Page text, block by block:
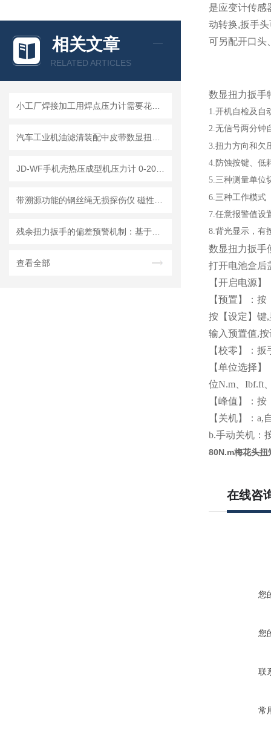
相关文章
RELATED ARTICLES
查看全部
是应变计传感
动转换,扳手
可另配开口头
数显扭力扳手
1.开机自检及自
2.无信号两分钟
3.扭力方向和欠
4.防蚀按键、低
5.三种测量单位
6.三种工作模式
7.任意报警值设
8.背光显示，有
数显扭力扳手
打开电池盒后
【开启电源
【预置】：
按【设定】键
输入预置值,
【校零】：
【单位选择
位N.m、Ibf.ft
【峰值】：
【关机】：
b.手动关机：
80N.m梅花头扭
在线咨
您
您
联
常